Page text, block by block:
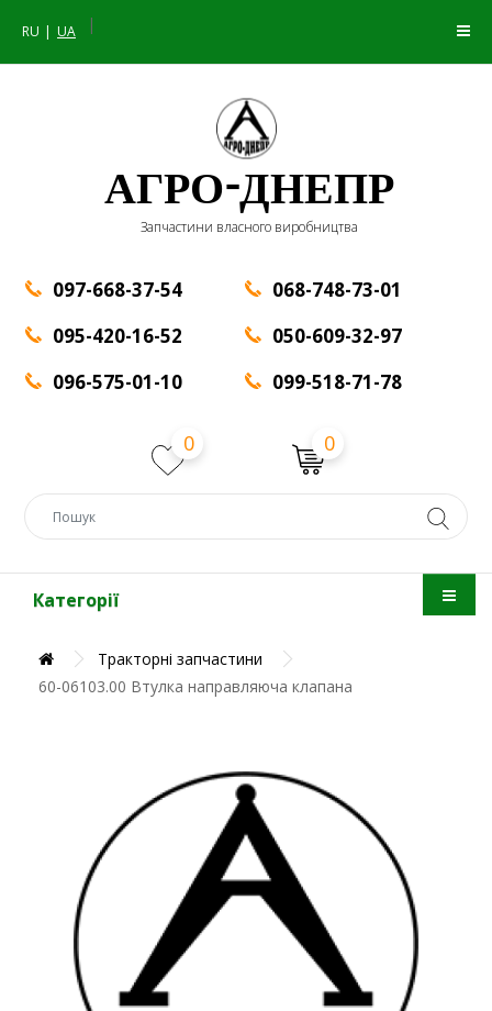
RU UA |
АГРО-ДНЕПР
Запчастини власного виробництва
097-668-37-54
095-420-16-52
096-575-01-10
068-748-73-01
050-609-32-97
099-518-71-78
0 0
Категорії
Тракторні запчастини
60-06103.00 Втулка направляюча клапана